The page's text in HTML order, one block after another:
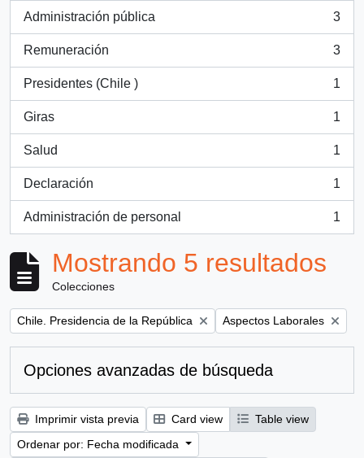
Administración pública
, 3 resultados
3
Remuneración
, 3 resultados
3
Presidentes (Chile )
, 1 resultados
1
Giras
, 1 resultados
1
Salud
, 1 resultados
1
Declaración
, 1 resultados
1
Administración de personal
, 1 resultados
1
Mostrando 5 resultados
Colecciones
Remove filter:
Chile. Presidencia de la República Remove filter:
Aspectos Laborales
Opciones avanzadas de búsqueda
Imprimir vista previa Card view
Table view
Ordenar por: Fecha modificada